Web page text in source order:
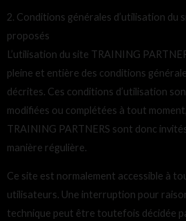
2. Conditions générales d’utilisation du
proposés
L’utilisation du site TRAINING
pleine et entière des conditions
décrites. Ces conditions d’utilisation
modifiées ou complétées à tout
TRAINING PARTNERS sont donc
manière régulière.
Ce site est normalement accessible à
utilisateurs. Une interruption pour
technique peut être toutefois décidée